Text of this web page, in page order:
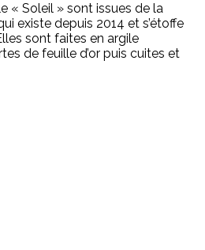
« Soleil » sont issues de la
existe depuis 2014 et s’étoffe
sont faites en argile
de feuille d’or puis cuites et